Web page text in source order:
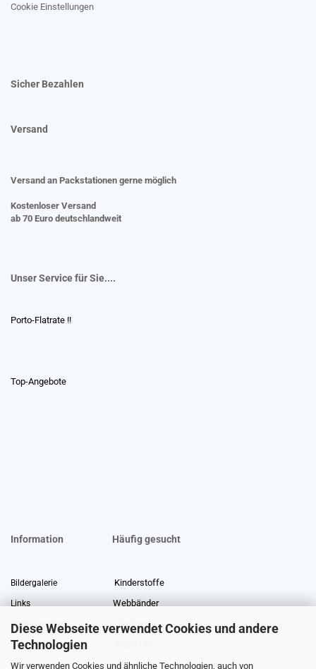
Diese Webseite verwendet Cookies und andere
Technologien
Wir verwenden Cookies und ähnliche Technologien, auch von
Cookie Einstellungen
Sicher Bezahlen
Versand
Versand an Packstationen gerne möglich
Kostenloser Versand
ab 70 Euro deutschlandweit
Unser Service für Sie....
Porto-Flatrate !!
Top-Angebote
Information Häufig gesucht
Bildergalerie Kinderstoffe
Links Webbänder
Stoffe Lexikon Stoffreste
Über uns
Gewerberabatt Meterware